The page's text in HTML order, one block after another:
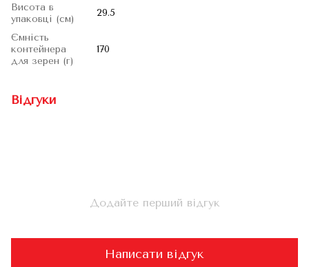
Висота в
упаковці (см)
29.5
Ємність
контейнера
для зерен (г)
170
Відгуки
Додайте перший відгук
Написати відгук